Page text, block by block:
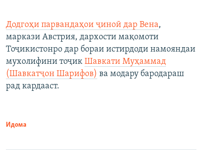
Додгоҳи парвандаҳои ҷиноӣ дар Вена,
маркази Австрия, дархости мақомоти
Тоҷикистонро дар бораи истирдоди намояндаи
мухолифини тоҷик Шавкати Муҳаммад
(Шавкатҷон Шарифов) ва модару бародараш
рад кардааст.
Идома